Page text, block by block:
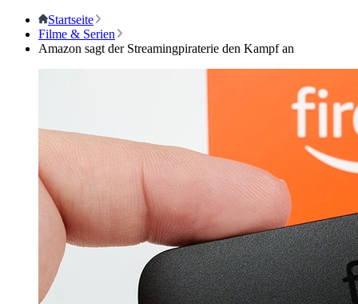
Startseite
Filme & Serien
Amazon sagt der Streamingpiraterie den Kampf an